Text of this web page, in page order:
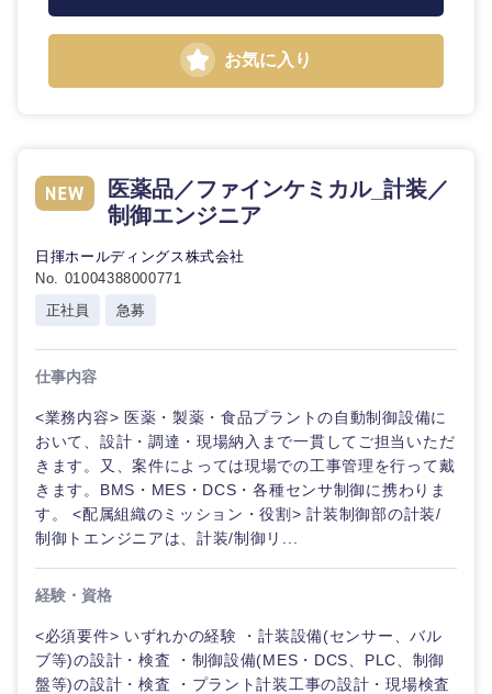
中国・四国地方
鳥取県 島根県
お気に入り
医薬品／ファインケミカル_計装／
制御エンジニア
日揮ホールディングス株式会社
No. 01004388000771
正社員
急募
仕事内容
<業務内容> 医薬・製薬・食品プラントの自動制御設備に
おいて、設計・調達・現場納入まで一貫してご担当いただ
きます。又、案件によっては現場での工事管理を行って戴
きます。BMS・MES・DCS・各種センサ制御に携わりま
す。 <配属組織のミッション・役割> 計装制御部の計装/
制御トエンジニアは、計装/制御リ...
経験・資格
<必須要件> いずれかの経験 ・計装設備(センサー、バル
ブ等)の設計・検査 ・制御設備(MES・DCS、PLC、制御
盤等)の設計・検査 ・プラント計装工事の設計・現場検査